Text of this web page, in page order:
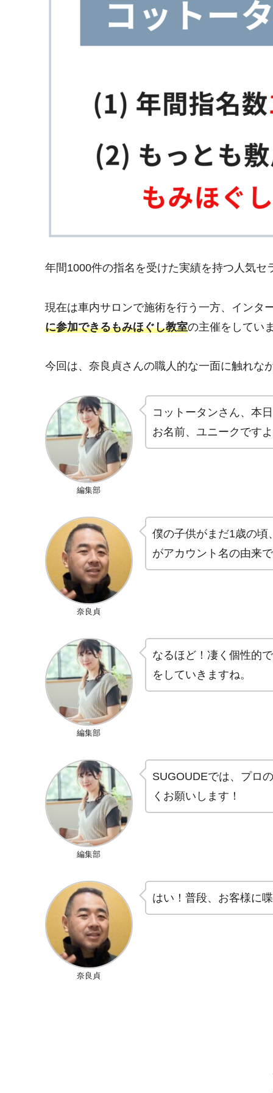
年間1000件の指名を受けた実績を持つ人気セ
現在は車内サロンで施術を行う一方、インタ
に参加できるもみほぐし教室の主催をしてい
今回は、奈良貞さんの職人的な一面に触れな
編集部
コットータンさん、本
お名前、ユニークです
奈良貞
僕の子供がまだ1歳の頃
がアカウント名の由来
編集部
なるほど！凄く個性的
をしていきますね。
編集部
SUGOUDEでは、プロ
くお願いします！
奈良貞
はい！普段、お客様に